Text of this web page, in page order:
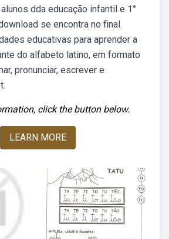
dda educação infantil e 1°
se encontra no final.
educativas para aprender a
do alfabeto latino, em formato
pronunciar, escrever e
click the button below.
LEARN MORE